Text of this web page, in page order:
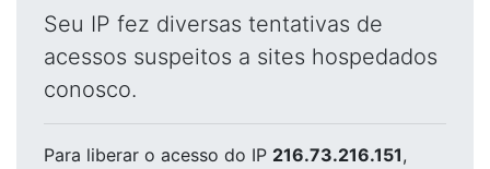
Seu IP fez diversas tentativas de
acessos suspeitos a sites hospedados
conosco.
Para liberar o acesso do IP 216.73.216.151,